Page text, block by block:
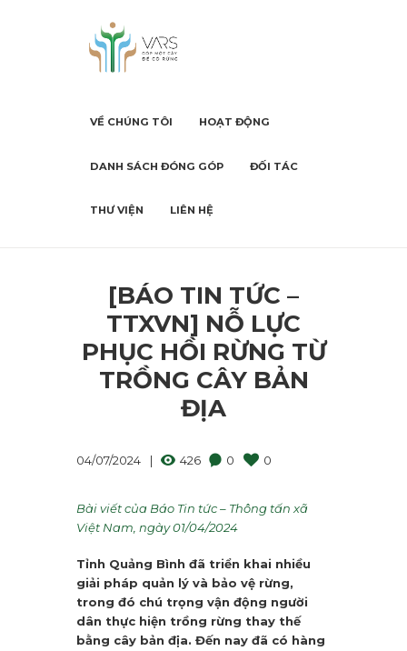
VỀ CHÚNG TÔI HOẠT ĐỘNG
DANH SÁCH ĐÓNG GÓP ĐỐI TÁC
THƯ VIỆN LIÊN HỆ
[BÁO TIN TỨC –
TTXVN] NỖ LỰC
PHỤC HỒI RỪNG TỪ
TRỒNG CÂY BẢN
ĐỊA
04/07/2024 426 0 0
Bài viết của Báo Tin tức – Thông tấn xã
Việt Nam, ngày 01/04/2024
Tỉnh Quảng Bình đã triển khai nhiều
giải pháp quản lý và bảo vệ rừng,
trong đó chú trọng vận động người
dân thực hiện trồng rừng thay thế
bằng cây bản địa. Đến nay đã có hàng